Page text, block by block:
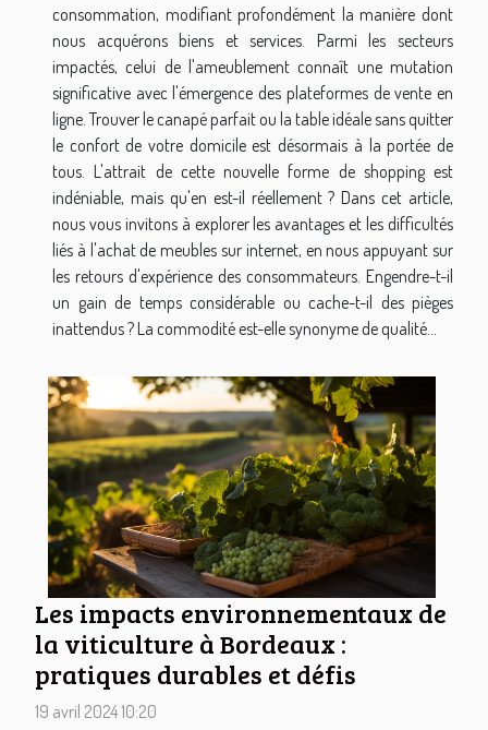
consommation, modifiant profondément la manière dont
nous acquérons biens et services. Parmi les secteurs
impactés, celui de l'ameublement connaît une mutation
significative avec l'émergence des plateformes de vente en
ligne. Trouver le canapé parfait ou la table idéale sans quitter
le confort de votre domicile est désormais à la portée de
tous. L'attrait de cette nouvelle forme de shopping est
indéniable, mais qu'en est-il réellement ? Dans cet article,
nous vous invitons à explorer les avantages et les difficultés
liés à l'achat de meubles sur internet, en nous appuyant sur
les retours d'expérience des consommateurs. Engendre-t-il
un gain de temps considérable ou cache-t-il des pièges
inattendus ? La commodité est-elle synonyme de qualité...
Les impacts environnementaux de
la viticulture à Bordeaux :
pratiques durables et défis
19 avril 2024 10:20